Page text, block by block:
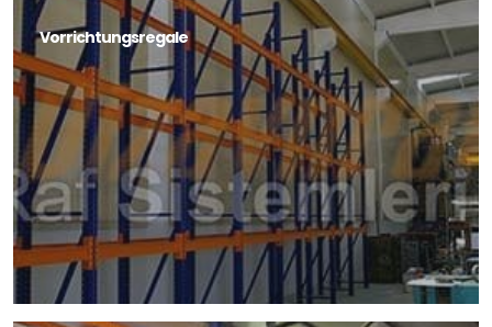
Vorrichtungsregale